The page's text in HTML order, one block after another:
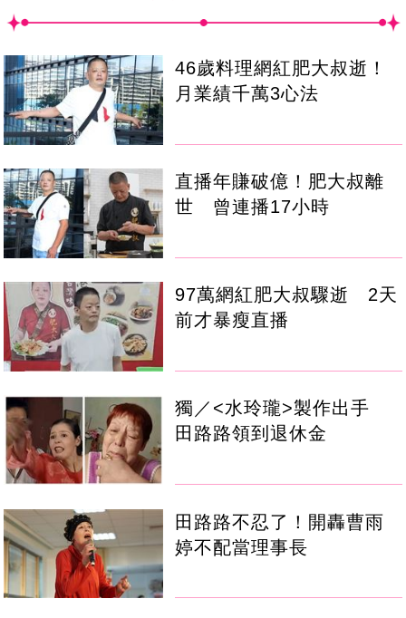
46歲料理網紅肥大叔逝！
月業績千萬3心法
直播年賺破億！肥大叔離
世 曾連播17小時
97萬網紅肥大叔驟逝 2天
前才暴瘦直播
獨／<水玲瓏>製作出手
田路路領到退休金
田路路不忍了！開轟曹雨
婷不配當理事長